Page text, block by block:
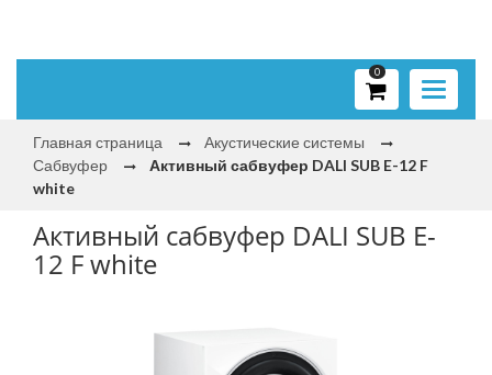
Toggle
0
Главная страница
Акустические системы
Сабвуфер
Активный сабвуфер DALI SUB E-12 F
white
Активный сабвуфер DALI SUB E-
12 F white